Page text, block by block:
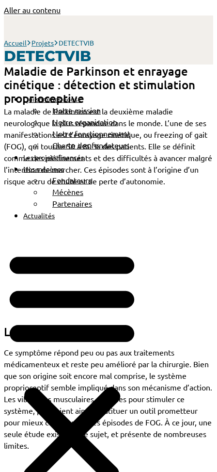
Aller au contenu
Qui sommes-nous ?
Notre mission
Notre organisation
Notre fonctionnement
Charte des fondateurs
Les projets financés
Nos mécènes
Fondateurs
Mécènes
Partenaires
Actualités
Accueil Projets DETECTVIB
DETECTVIB
Maladie de Parkinson et enrayage
cinétique : détection et stimulation
proprioceptive
La maladie de Parkinson est la deuxième maladie
neurologique la plus répandue dans le monde. L’une de ses
manifestations est l’enrayage cinétique, ou freezing of gait
(FOG), qui touche 50 à 80 % des patients. Elle se définit
comme des piétinements et des difficultés à avancer malgré
l’intention de marcher. Ces épisodes sont à l’origine d’un
risque accru de chute et de perte d’autonomie.
La problématique
Ce symptôme répond peu ou pas aux traitements
médicamenteux et reste peu amélioré par la chirurgie. Bien
que son origine soit encore mal comprise, le système
proprioceptif semble impliqué dans son mécanisme d’action.
Les vibrations musculaires, utilisées pour stimuler ce
système, pourraient ainsi constituer un outil prometteur
pour mieux comprendre ces épisodes de FOG. À ce jour, une
seule étude existe sur le sujet, et présente de nombreuses
limites.